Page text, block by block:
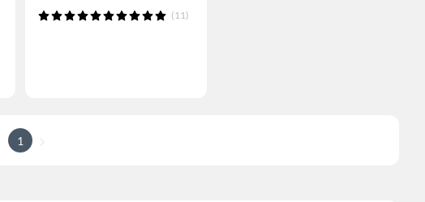
(11)
1